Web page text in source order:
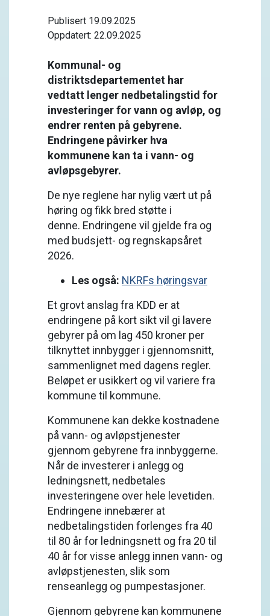
Publisert 19.09.2025
Oppdatert: 22.09.2025
Kommunal- og
distriktsdepartementet har
vedtatt lenger nedbetalingstid for
investeringer for vann og avløp, og
endrer renten på gebyrene.
Endringene påvirker hva
kommunene kan ta i vann- og
avløpsgebyrer.
De nye reglene har nylig vært ut på
høring og fikk bred støtte i
denne. Endringene vil gjelde fra og
med budsjett- og regnskapsåret
2026.
Les også: NKRFs høringsvar
Et grovt anslag fra KDD er at
endringene på kort sikt vil gi lavere
gebyrer på om lag 450 kroner per
tilknyttet innbygger i gjennomsnitt,
sammenlignet med dagens regler.
Beløpet er usikkert og vil variere fra
kommune til kommune.
Kommunene kan dekke kostnadene
på vann- og avløpstjenester
gjennom gebyrene fra innbyggerne.
Når de investerer i anlegg og
ledningsnett, nedbetales
investeringene over hele levetiden.
Endringene innebærer at
nedbetalingstiden forlenges fra 40
til 80 år for ledningsnett og fra 20 til
40 år for visse anlegg innen vann- og
avløpstjenesten, slik som
renseanlegg og pumpestasjoner.
Gjennom gebyrene kan kommunene